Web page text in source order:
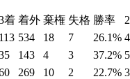
着 着外 棄権 失格 勝率
113 534 18 7 26.1%
143 4 3 37.2%
269 10 2 22.7%